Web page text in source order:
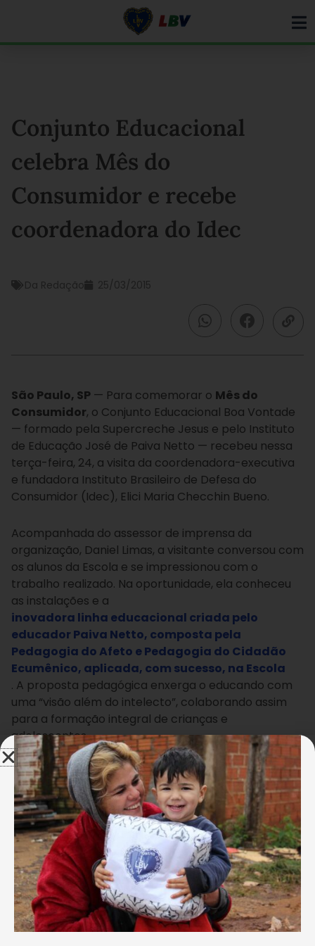
Conjunto Educacional
celebra Mês do
Consumidor e recebe
coordenadora do Idec
Da Redação 25/03/2015
São Paulo, SP — Para comemorar o Mês do
Consumidor, o Conjunto Educacional Boa Vontade
— formado pela Supercreche Jesus e pelo Instituto
de Educação José de Paiva Netto — recebeu nessa
terça-feira, 24, a visita da coordenadora-executiva
e fundadora Instituto Brasileiro de Defesa do
Consumidor (Idec), Elici Maria Checchin Bueno.
Acompanhada do assessor de imprensa da
organização, Daniel Limas, a visitante conversou com
os alunos da Escola e se impressionou com o
trabalho realizado. Na oportunidade, ela conheceu
as instalações e a
inovadora linha educacional criada pelo
educador Paiva Netto, composta pela
Pedagogia do Afeto e Pedagogia do Cidadão
Ecumênico, aplicada, com sucesso, na Escola
. A proposta pedagógica enxerga o educando com
uma “visão além do intelecto”, colaborando assim
para a formação integral de crianças e
adolescentes.
Rafael Belo
Durante a visita, a coordenadora-executiva e uma das
fundadoras do Idec, Elici Bueno, recebeu o carinho dos
alunos do Conjunto Educacional Boa Vontade.
Ao final da visita, a coordenadora do Idec recebeu
uma carinhosa homenagem de uma das turminhas
do Pré. Os pequenos cantaram o tradicional pique-
pique legionário e entregaram à amiga de Boa